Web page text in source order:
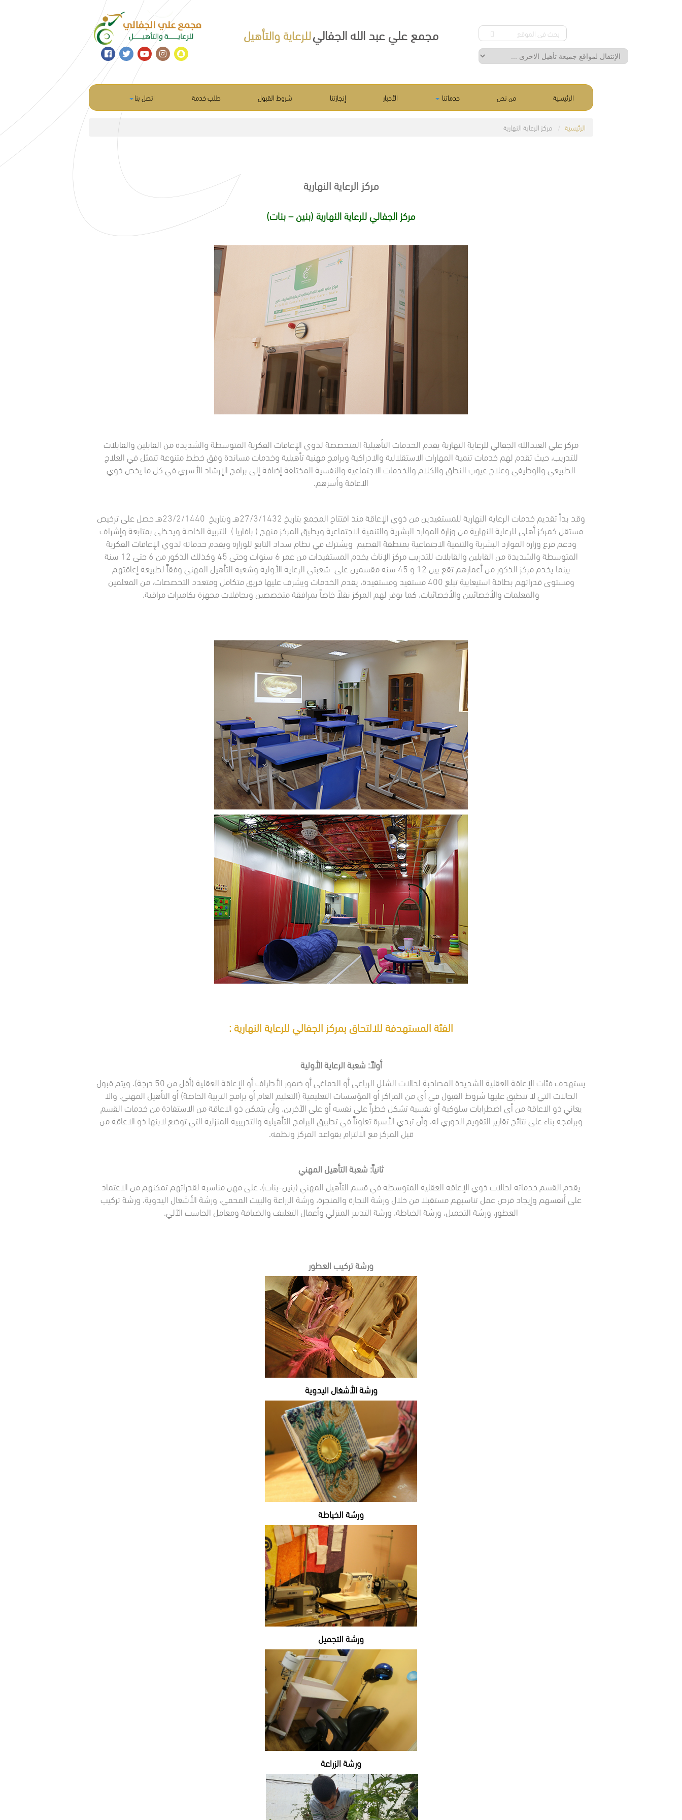
مجمع علي عبد الله الجفاليللرعاية والتأهيل
الرئيسية من نحن خدماتنا الأخبار إنجازتنا شروط القبول طلب خدمة اتصل بنا
الرئيسية مركز الرعاية النهارية
مركز الرعاية النهارية
مركز الجفالي للرعاية النهارية (بنين – بنات)
مركز علي العبدالله الجفالي للرعاية النهارية يقدم الخدمات التأهيلية المتخصصة لذوي الإعاقات الفكرية المتوسطة والشديدة من القابلين والقابلات
للتدريب، حيث تقدم لهم خدمات تنمية المهارات الاستقلالية والادراكية وبرامج مهنية تأهيلية وخدمات مساندة وفق خطط متنوعة تتمثل في العلاج
الطبيعي والوظيفي وعلاج عيوب النطق والكلام والخدمات الاجتماعية والنفسية المختلفة إضافة إلى برامج الإرشاد الأسري في كل ما يخص ذوي
الاعاقة وأسرهم.
وقد بدأ تقديم خدمات الرعاية النهارية للمستفيدين من ذوي الإعاقة منذ افتتاح المجمع بتاريخ 27/3/1432هـ وبتاريخ 23/2/1440هـ حصل على ترخيص
مستقل كمركز أهلي للرعاية النهارية من وزارة الموارد البشرية والتنمية الاجتماعية ويطبق المركز منهج ( بافاريا ) للتربية الخاصة ويحظى بمتابعة وإشراف
ودعم فرع وزارة الموارد البشرية والتنمية الاجتماعية بمنطقة القصيم ويشترك في نظام سداد التابع للوزارة ويقدم خدماته لذوي الإعاقات الفكرية
المتوسطة والشديدة من القابلين والقابلات للتدريب مركز الإناث يخدم المستفيدات من عمر 6 سنوات وحتى 45 وكذلك الذكور من 6 حتى 12 سنة
بينما يخدم مركز الذكور من أعمارهم تقع بين 12 و 45 سنة مقسمين على شعبتي الرعاية الأولية وشعبة التأهيل المهني وفقاً لطبيعة إعاقتهم
ومستوى قدراتهم بطاقة استيعابية تبلغ 400 مستفيد ومستفيدة، يقدم الخدمات ويشرف عليها فريق متكامل ومتعدد التخصصات، من المعلمين
والمعلمات والأخصائيين والأخصائيات، كما يوفر لهم المركز نقلاً خاصاً بمرافقة متخصصين وبحافلات مجهزة بكاميرات مراقبة.
الفئة المستهدفة للالتحاق بمركز الجفالي للرعاية النهارية :
أولاً: شعبة الرعاية الأولية
يستهدف فئات الإعاقة العقلية الشديدة المصاحبة لحالات الشلل الرباعي أو الدماغي أو ضمور الأطراف أو الإعاقة العقلية (أقل من 50 درجة). ويتم قبول
الحالات التي لا تنطبق عليها شروط القبول في أي من المراكز أو المؤسسات التعليمية (التعليم العام أو برامج التربية الخاصة) أو التأهيل المهني. والا
يعاني ذو الاعاقة من أي اضطرابات سلوكية أو نفسية تشكل خطراً على نفسه أو على الآخرين. وأن يتمكن ذو الاعاقة من الاستفادة من خدمات القسم
وبرامجه بناء على نتائج تقارير التقويم الدوري له، وأن تبدي الأسرة تعاوناً في تطبيق البرامج التأهيلية والتدريبية المنزلية التي توضع لابنها ذو الاعاقة من
قبل المركز مع الالتزام بقواعد المركز ونظمه.
ثانياً: شعبة التأهيل المهني
يقدم القسم خدماته لحالات ذوي الإعاقة العقلية المتوسطة في قسم التأهيل المهني (بنين-بنات). على مهن مناسبة لقدراتهم تمكنهم من الاعتماد
على أنفسهم وإيجاد فرص عمل تناسبهم مستقبلا من خلال ورشة النجارة والمنجرة، ورشة الزراعة والبيت المحمي، ورشة الأشغال اليدوية، ورشة تركيب
العطور، ورشة التجميل، ورشة الخياطة، ورشة التدبير المنزلي وأعمال التغليف والضيافة ومعامل الحاسب الآلي.
ورشة تركيب العطور
ورشة الأشغال اليدوية
ورشة الخياطة
ورشة التجميل
ورشة الزراعة